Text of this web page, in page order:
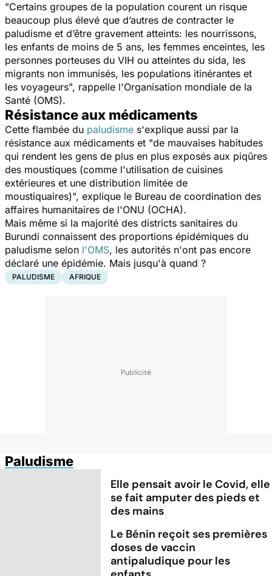
"Certains groupes de la population courent un risque
beaucoup plus élevé que d’autres de contracter le
paludisme et d’être gravement atteints: les nourrissons,
les enfants de moins de 5 ans, les femmes enceintes, les
personnes porteuses du VIH ou atteintes du sida, les
migrants non immunisés, les populations itinérantes et
les voyageurs", rappelle l'Organisation mondiale de la
Santé (OMS).
Résistance aux médicaments
Cette flambée du paludisme s'explique aussi par la
résistance aux médicaments et "de mauvaises habitudes
qui rendent les gens de plus en plus exposés aux piqûres
des moustiques (comme l'utilisation de cuisines
extérieures et une distribution limitée de
moustiquaires)", explique le Bureau de coordination des
affaires humanitaires de l'ONU (OCHA).
Mais même si la majorité des districts sanitaires du
Burundi connaissent des proportions épidémiques du
paludisme selon l'OMS, les autorités n'ont pas encore
déclaré une épidémie. Mais jusqu'à quand ?
PALUDISME AFRIQUE
Paludisme
Elle pensait avoir le Covid, elle
se fait amputer des pieds et
des mains
Le Bénin reçoit ses premières
doses de vaccin
antipaludique pour les